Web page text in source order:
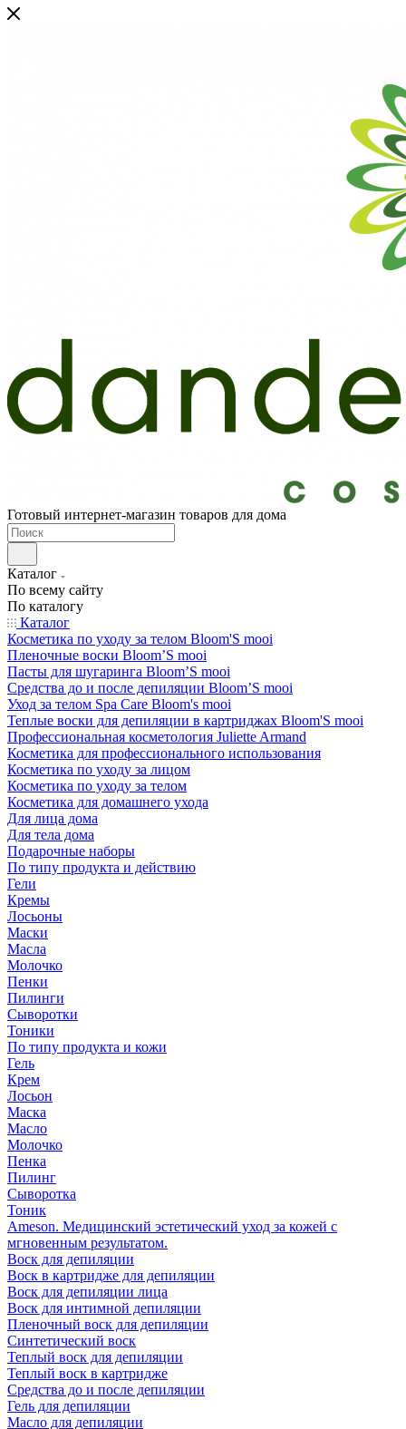
Готовый интернет-магазин товаров для дома
Каталог
По всему сайту
По каталогу
Каталог
Косметика по уходу за телом Bloom'S mooi
Пленочные воски Bloom’S mooi
Пасты для шугаринга Bloom’S mooi
Средства до и после депиляции Bloom’S mooi
Уход за телом Spa Care Bloom's mooi
Теплые воски для депиляции в картриджах Bloom'S mooi
Профессиональная косметология Juliette Armand
Косметика для профессионального использования
Косметика по уходу за лицом
Косметика по уходу за телом
Косметика для домашнего ухода
Для лица дома
Для тела дома
Подарочные наборы
По типу продукта и действию
Гели
Кремы
Лосьоны
Маски
Масла
Молочко
Пенки
Пилинги
Сыворотки
Тоники
По типу продукта и кожи
Гель
Крем
Лосьон
Маска
Масло
Молочко
Пенка
Пилинг
Сыворотка
Тоник
Ameson. Медицинский эстетический уход за кожей с
мгновенным результатом.
Воск для депиляции
Воск в картридже для депиляции
Воск для депиляции лица
Воск для интимной депиляции
Пленочный воск для депиляции
Синтетический воск
Теплый воск для депиляции
Теплый воск в картридже
Средства до и после депиляции
Гель для депиляции
Масло для депиляции